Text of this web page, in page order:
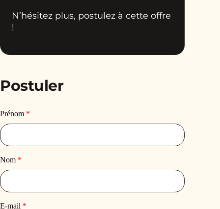
N’hésitez plus, postulez à cette offre
!
Postuler